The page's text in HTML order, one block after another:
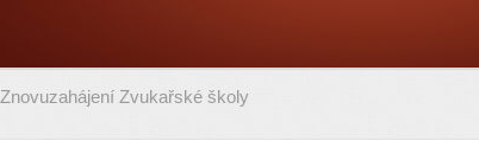
Znovuzahájení Zvukařské školy